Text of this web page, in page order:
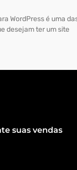
WordPress é uma
desejam ter um site
suas vendas